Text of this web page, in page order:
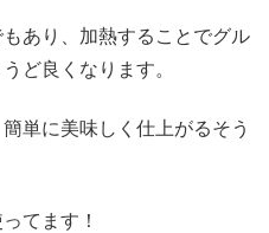
あり、加熱することでグル
ど良くなります。
単に美味しく仕上がるそう
てます！